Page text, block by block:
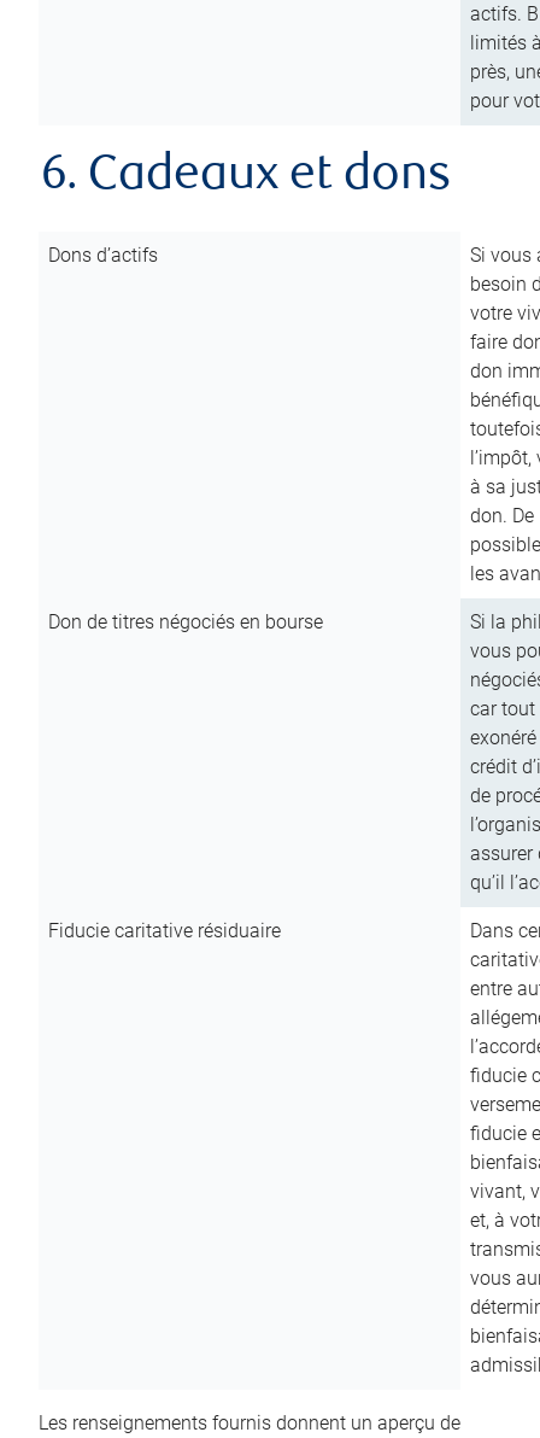
actifs.
limités
près,
pour
6. Cadeaux et dons
Dons d’actifs
Si vous
besoin
votre
faire
don
à sa
don.
les
Don de titres négociés en bourse
Si la
vous
car tout
crédit
de
assurer
qu’il
Fiducie caritative résiduaire
Dans
entre
fiducie
fiducie
vivant,
et, à
vous
Les renseignements fournis donnent un aperçu de